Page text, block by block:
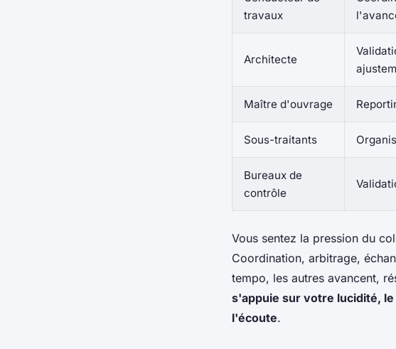
travaux
Architecte
Maître d'ouvrage
Sous-traitants
Bureaux de
contrôle
Vous sentez la pression du
Coordination, arbitrage,
tempo, les autres avancent,
s'appuie sur votre lucidité,
l'écoute.